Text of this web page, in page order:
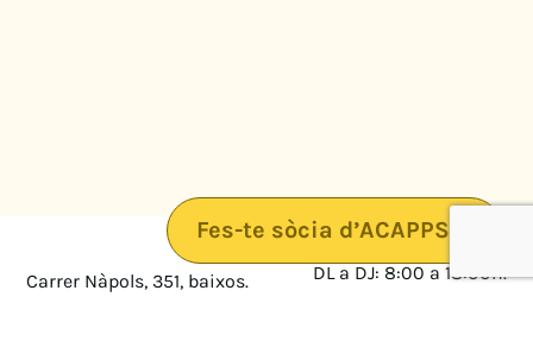
Fes-te sòcia d’ACAPPS
Carrer Nàpols, 351, baixos.
08025 · Barcelona
DL a DJ: 8:00 a 18:00h.